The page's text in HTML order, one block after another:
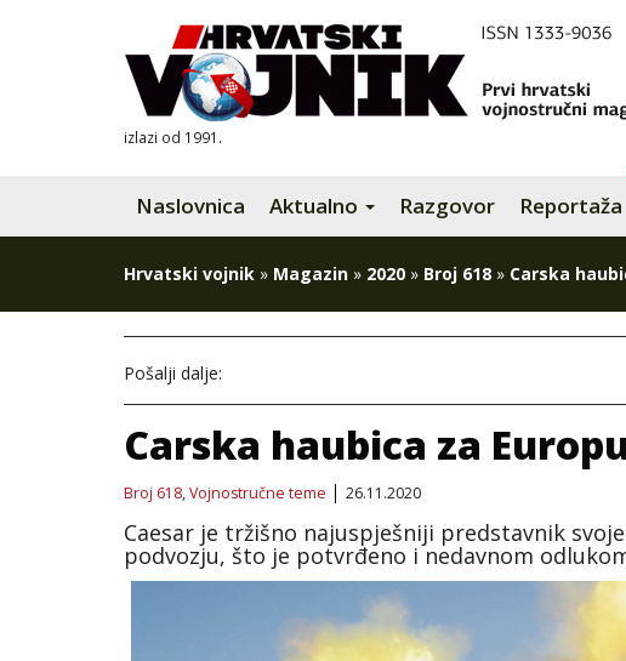
izlazi od 1991.
Naslovnica Aktualno Razgovor Reportaža
Hrvatski vojnik » Magazin » 2020 » Broj 618 » Carska
Pošalji dalje:
Carska haubica za
Broj 618,Vojnostručne teme 26.11.2020
Caesar je tržišno najuspješniji predstavnik
podvozju, što je potvrđeno i nedavnom